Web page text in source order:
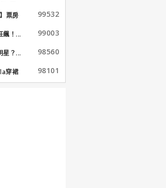
票房
99532
飆！... 99003
星？... 98560
穿裙
98101